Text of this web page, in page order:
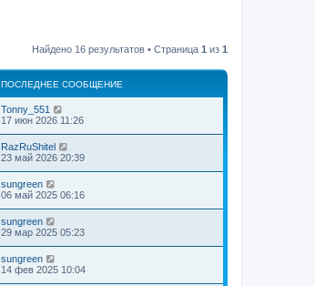
Найдено 16 результатов • Страница 1 из 1
ПОСЛЕДНЕЕ СООБЩЕНИЕ
Tonny_551
17 июн 2026 11:26
RazRuShitel
23 май 2026 20:39
sungreen
06 май 2025 06:16
sungreen
29 мар 2025 05:23
sungreen
14 фев 2025 10:04